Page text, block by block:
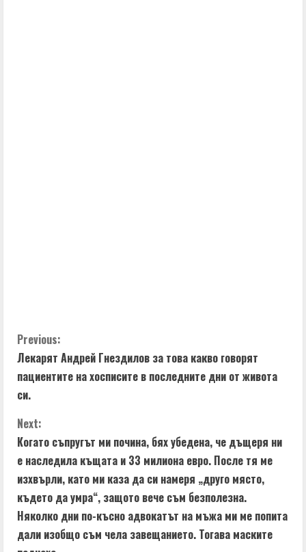
C
o
n
t
i
n
u
e
Previous:
Лекарят Андрей Гнездилов за това какво говорят
пациентите на хосписите в последните дни от живота
си.
Next:
Когато съпругът ми почина, бях убедена, че дъщеря ни
е наследила къщата и 33 милиона евро. После тя ме
изхвърли, като ми каза да си намеря „друго място,
където да умра“, защото вече съм безполезна.
Няколко дни по-късно адвокатът на мъжа ми ме попита
дали изобщо съм чела завещанието. Тогава маските